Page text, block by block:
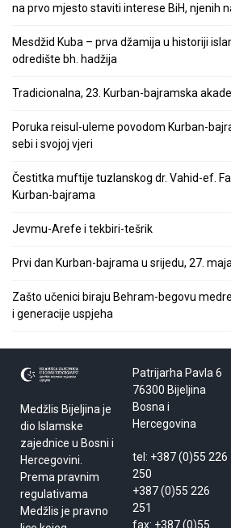
na prvo mjesto staviti interese BiH, njenih
Mesdžid Kuba – prva džamija u historiji
odredište bh. hadžija
Tradicionalna, 23. Kurban-bajramska
Poruka reisul-uleme povodom Kurban-
sebi i svojoj vjeri
Čestitka muftije tuzlanskog dr. Vahid-ef.
Kurban-bajrama
Jevmu-Arefe i tekbiri-tešrik
Prvi dan Kurban-bajrama u srijedu, 27. maja
Zašto učenici biraju Behram-begovu
i generacije uspjeha
Medžlis Bijeljina je
dio Islamske
zajednice u Bosni i
Hercegovini.
Prema pravnim
regulativama
Medžlis je pravno
Patrijarha Pavla 6
76300 Bijeljina
Bosna i
Hercegovina
tel: +387 (0)55 226
250
+387 (0)55 226
251
fax: +387 (0)55